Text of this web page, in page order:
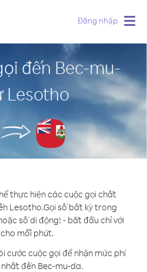
Đăng nhập
đến Bec-mu-
Lesotho
thực hiện các cuộc gọi chất
Lesotho.Gọi số bất kỳ trong
số di động! - bắt đầu chỉ với
cho mỗi phút.
cước cuộc gọi để nhận mức phí
đến Bec-mu-da.